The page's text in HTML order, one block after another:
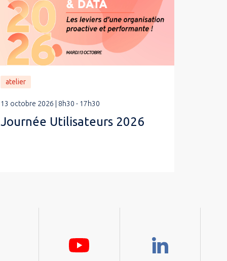
atelier
13 octobre 2026 | 8h30 - 17h30
Journée Utilisateurs 2026